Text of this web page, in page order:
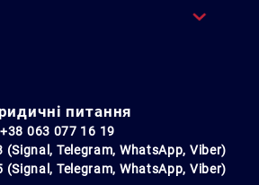
питання
+38 063 077 16 19
(Signal, Telegram, WhatsApp, Viber)
(Signal, Telegram, WhatsApp, Viber)